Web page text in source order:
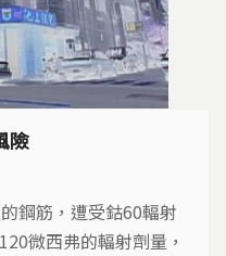
險
鋼筋，遭受鈷60輻射
微西弗的輻射劑量，